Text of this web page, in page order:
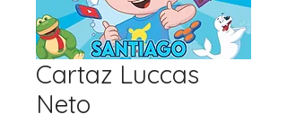
Cartaz Luccas
Neto